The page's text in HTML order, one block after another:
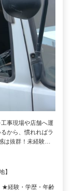
事現場や店舗へ運
から、慣れればラ
は抜群！未経験…
】
★経験・学歴・年齢